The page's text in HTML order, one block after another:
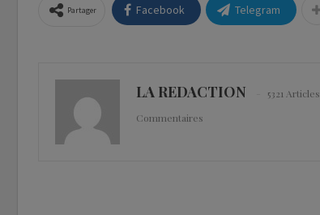
Partager Facebook Telegram
LA REDACTION 5321 Articles
Commentaires